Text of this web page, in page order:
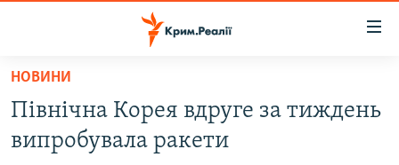
Перейти
основного
матеріалу
Перейти
ВОДА.КРИМ
ВІДЕО ТА ФОТО
НОВИНИ
Північна Корея вдруге за тиждень
випробувала ракети